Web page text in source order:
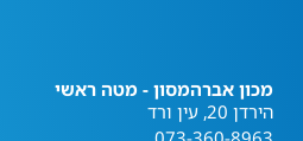
מכון אברהמסון - מטה ראשי
הירדן 20, עין ורד